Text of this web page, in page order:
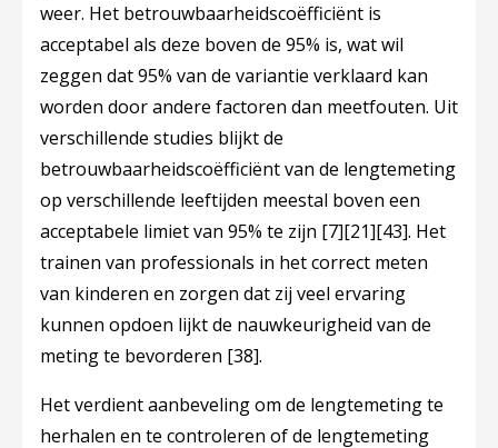
weer. Het betrouwbaarheidscoëfficiënt is
acceptabel als deze boven de 95% is, wat wil
zeggen dat 95% van de variantie verklaard kan
worden door andere factoren dan meetfouten. Uit
verschillende studies blijkt de
betrouwbaarheidscoëfficiënt van de lengtemeting
op verschillende leeftijden meestal boven een
acceptabele limiet van 95% te zijn [7][21][43]. Het
trainen van professionals in het correct meten
van kinderen en zorgen dat zij veel ervaring
kunnen opdoen lijkt de nauwkeurigheid van de
meting te bevorderen [38].
Het verdient aanbeveling om de lengtemeting te
herhalen en te controleren of de lengtemeting